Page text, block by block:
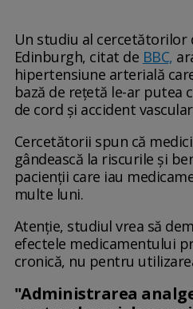
Un studiu al cercetătorilor
Edinburgh, citat de BBC,
hipertensiune arterială
bază de rețetă le-ar putea
de cord și accident
Cercetătorii spun că
gândească la riscurile și
pacienții care iau
multe luni.
Atenție, studiul vrea să
efectele medicamentului
cronică, nu pentru
"Administrarea